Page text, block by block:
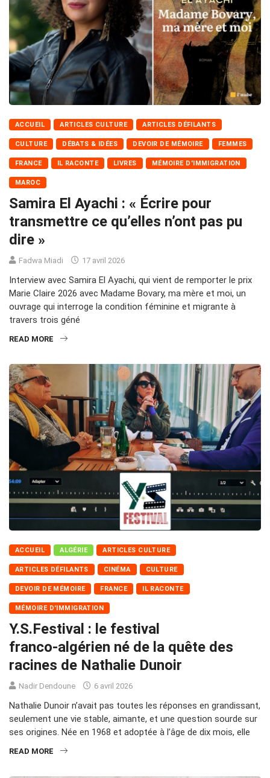
ACCUEIL ARTICLES CULTURE ARTICLES DÉFILANTS
CULTURE DÉBATS & IDÉES DEVOIR DE MÉMOIRE FEMMES
FRANCE IL RACONTE LIVRES MÉMOIRE D'IMMIGRATION
MAROC
Samira El Ayachi : « Écrire pour
transmettre ce qu’elles n’ont pas pu
dire »
Fadwa Miadi 17 avril 2026
Interview avec Samira El Ayachi, qui vient de remporter le prix
Marie Claire 2026 avec Madame Bovary, ma mère et moi, un
ouvrage qui interroge la condition féminine et migrante à
travers trois géné
READ MORE
ACCUEIL ALGÉRIE ARTICLES CULTURE
ARTICLES DÉFILANTS CINÉMA CULTURE
DEVOIR DE MÉMOIRE FRANCE IL RACONTE
MÉMOIRE D'IMMIGRATION
Y.S.Festival : le festival
franco‑algérien né de la quête des
racines de Nathalie Dunoir
Nadir Dendoune 6 avril 2026
Nathalie Dunoir n’avait pas toutes les réponses en grandissant,
seulement une vie stable, aimante, et une question sourde sur
ses origines. Née en 1968 et adoptée à l’âge de dix mois, elle
READ MORE